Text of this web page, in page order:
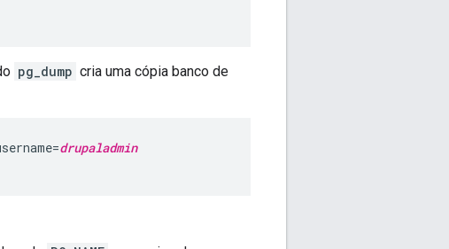
pg_dump cria uma cópia banco de
drupaladmin